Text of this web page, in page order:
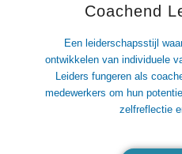
Coachend
Een leiderschapsstijl
ontwikkelen van individuele
Leiders fungeren als
medewerkers om hun
zelfreflectie